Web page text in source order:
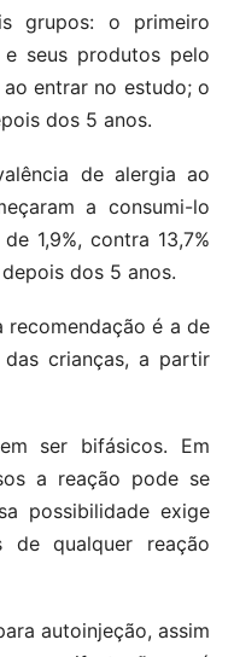
grupos: o primeiro
seus produtos pelo
entrar no estudo; o
dos 5 anos.
de alergia ao
a consumi-lo
1,9%, contra 13,7%
dos 5 anos.
recomendação é a de
crianças, a partir
ser bifásicos. Em
a reação pode se
possibilidade exige
de qualquer reação
autoinjeção, assim